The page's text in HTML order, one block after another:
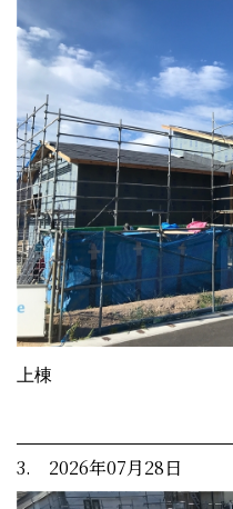
上棟
3. 2026年07月28日